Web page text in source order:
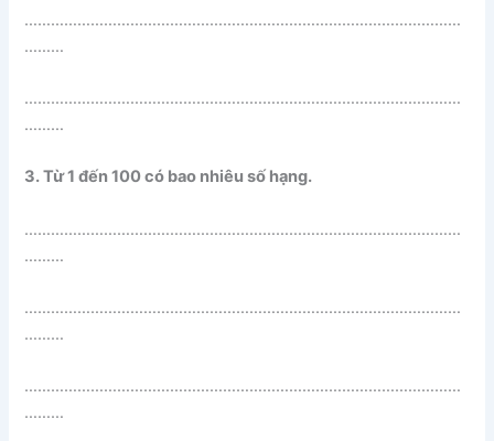
………………………………………………………………………………………
………
………………………………………………………………………………………
………
3. Từ 1 đến 100 có bao nhiêu số hạng.
………………………………………………………………………………………
………
………………………………………………………………………………………
………
………………………………………………………………………………………
………